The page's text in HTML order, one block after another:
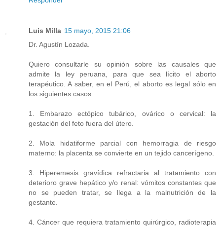
Luis Milla 15 mayo, 2015 21:06
Dr. Agustín Lozada.
Quiero consultarle su opinión sobre las causales que
admite la ley peruana, para que sea lícito el aborto
terapéutico. A saber, en el Perú, el aborto es legal sólo en
los siguientes casos:
1. Embarazo ectópico tubárico, ovárico o cervical: la
gestación del feto fuera del útero.
2. Mola hidatiforme parcial con hemorragia de riesgo
materno: la placenta se convierte en un tejido cancerígeno.
3. Hiperemesis gravídica refractaria al tratamiento con
deterioro grave hepático y/o renal: vómitos constantes que
no se pueden tratar, se llega a la malnutrición de la
gestante.
4. Cáncer que requiera tratamiento quirúrgico, radioterapia